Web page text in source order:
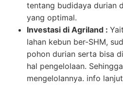
tentang budidaya durian
yang optimal.
Investasi di Agriland :
lahan kebun ber-SHM,
pohon durian serta bisa
hal pengelolaan.
mengelolannya. info